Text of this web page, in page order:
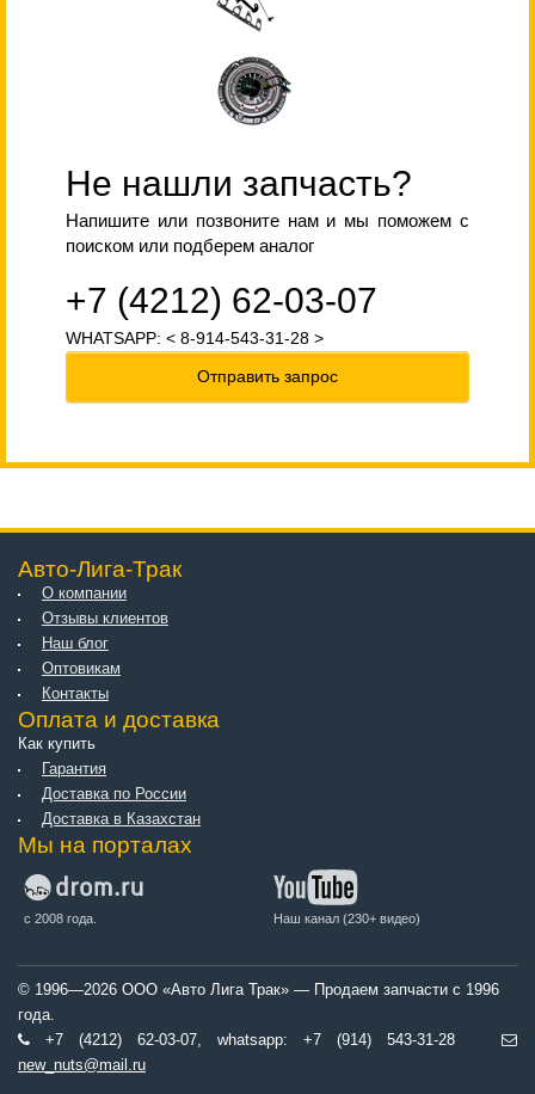
Не нашли запчасть?
Напишите или позвоните нам и мы поможем с
поиском или подберем аналог
+7 (4212) 62-03-07
WHATSAPP: < 8-914-543-31-28 >
Отправить запрос
Авто-Лига-Трак
О компании
Отзывы клиентов
Наш блог
Оптовикам
Контакты
Оплата и доставка
Как купить
Гарантия
Доставка по России
Доставка в Казахстан
Мы на порталах
с 2008 года. Наш канал (230+ видео)
© 1996—2026 ООО «Авто Лига Трак» — Продаем запчасти с 1996
года.
+7 (4212) 62-03-07, whatsapp: +7 (914) 543-31-28
new_nuts@mail.ru